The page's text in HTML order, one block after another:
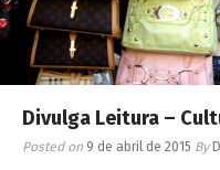
Divulga Leitura –
Posted on 9 de abril de 2015 By